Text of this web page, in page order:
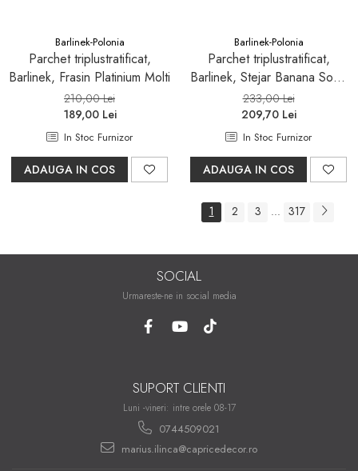
Barlinek-Polonia
Parchet triplustratificat,
Barlinek, Frasin Platinium Molti
210,00 Lei
189,00 Lei
In Stoc Furnizor
ADAUGA IN COS
Barlinek-Polonia
Parchet triplustratificat,
Barlinek, Stejar Banana Song
Grande Scurt
233,00 Lei
209,70 Lei
In Stoc Furnizor
ADAUGA IN COS
1 2 3 ... 317
SOCIAL
Urmareste-ne in social media
SUPORT CLIENTI
Luni -vineri: intre orele 08-17
0744509021
marius.ilinca@capricedecor.ro